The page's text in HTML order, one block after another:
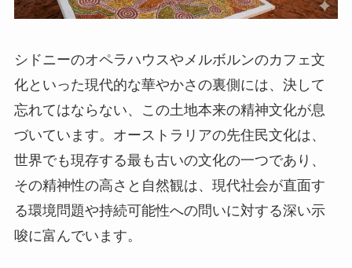
シドニーのオペラハウスやメルボルンのカフェ文
化といった現代的な華やかさの裏側には、決して
忘れてはならない、この土地本来の精神文化が息
づいています。オーストラリアの先住民文化は、
世界でも現存する最も古いの文化の一つであり、
その精神性の高さと自然観は、現代社会が直面す
る環境問題や持続可能性への問いに対する深い示
唆に富んでいます。